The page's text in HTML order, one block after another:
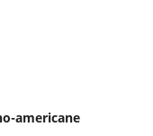
americane